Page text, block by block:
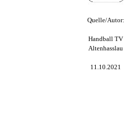
Quelle/Autor:
Handball TV
Altenhasslau
11.10.2021